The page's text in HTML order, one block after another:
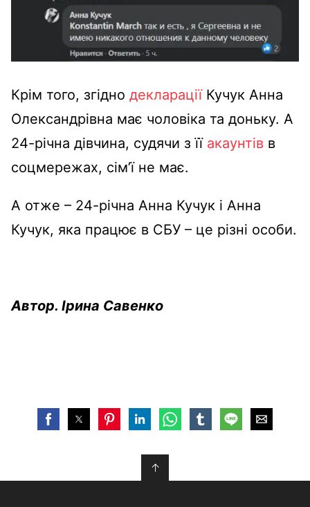
Крім того, згідно деклараціїКучук Анна
Олександрівна має чоловіка та доньку. А
24-річна дівчина, судячи з її акаунтів в
соцмережах, сім’ї не має.
А отже – 24-річна Анна Кучук і Анна
Кучук, яка працює в СБУ – це різні особи.
Автор. Ірина Савенко
↑